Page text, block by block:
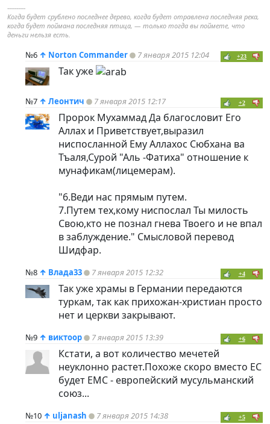
----------
Когда будет срублено последнее дерево, когда будет отравлена последняя река,
когда будет поймана последняя птица, — только тогда вы поймете, что
деньги нельзя есть.
№6 ↑ Norton Commander 7 января 2015 12:04 +23
Так уже
№7 ↑ Леонтич 7 января 2015 12:17 +2
Пророк Мухаммад Да благословит Его
Аллах и Приветствует,выразил
ниспосланной Ему Аллахос Сюбхана ва
Тъаля,Сурой "Аль -Фатиха" отношение к
мунафикам(лицемерам).
"6.Веди нас прямым путем.
7.Путем тех,кому ниспослал Ты милость
Свою,кто не познал гнева Твоего и не впал
в заблуждение." Смысловой перевод
Шидфар.
№8 ↑ Влада33 7 января 2015 12:32 +4
Так уже храмы в Германии передаются
туркам, так как прихожан-христиан просто
нет и церкви закрывают.
№9 ↑ виктоор 7 января 2015 13:39 +6
Кстати, а вот количество мечетей
неуклонно растет.Похоже скоро вместо ЕС
будет ЕМС - европейский мусульманский
союз...
№10 ↑ uljanash 7 января 2015 14:38 +5